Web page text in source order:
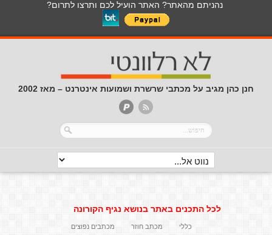
נהניתם מהאתר? האתר הועיל לכם ותרצו לתרום?
חנן כהן מגיב על מכתבי שרשרת ושמועות אינטרנט – מאז 2002
לכל התכנים באתר בנושא נגיף הקורונה
כללי מכתב חוזר
מכתבים נפוצים